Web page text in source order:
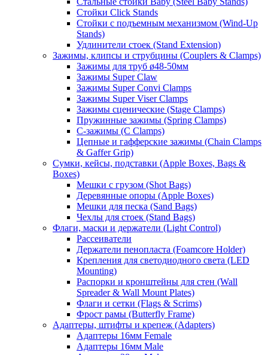
Стойки Click Stands
Стойки с подъемным механизмом (Wind-Up
Stands)
Удлинители стоек (Stand Extension)
Зажимы, клипсы и струбцины (Couplers & Clamps)
Зажимы для труб ø48-50мм
Зажимы Super Claw
Зажимы Super Convi Clamps
Зажимы Super Viser Clamps
Зажимы сценические (Stage Clamps)
Пружинные зажимы (Spring Clamps)
С-зажимы (C Clamps)
Цепные и гафферские зажимы (Chain Clamps
& Gaffer Grip)
Сумки, кейсы, подставки (Apple Boxes, Bags &
Boxes)
Мешки с грузом (Shot Bags)
Деревянные опоры (Apple Boxes)
Мешки для песка (Sand Bags)
Чехлы для стоек (Stand Bags)
Флаги, маски и держатели (Light Control)
Рассеиватели
Держатели пенопласта (Foamcore Holder)
Крепления для светодиодного света (LED
Mounting)
Распорки и кронштейны для стен (Wall
Spreader & Wall Mount Plates)
Флаги и сетки (Flags & Scrims)
Фрост рамы (Butterfly Frame)
Адаптеры, штифты и крепеж (Adapters)
Адаптеры 16мм Female
Адаптеры 16мм Male